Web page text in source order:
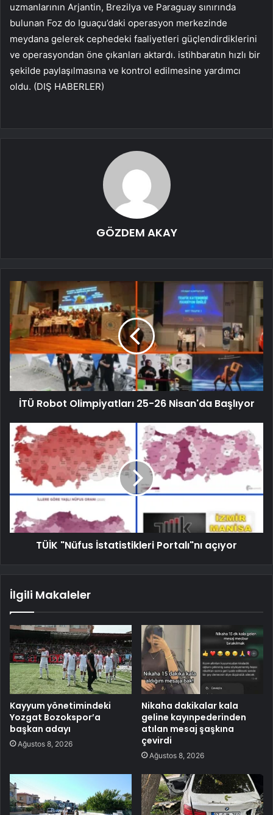
uzmanlarının Arjantin, Brezilya ve Paraguay sınırında
bulunan Foz do Iguaçu’daki operasyon merkezinde
meydana gelerek cephedeki faaliyetleri güçlendirdiklerini
ve operasyondan öne çıkanları aktardı. istihbaratın hızlı bir
şekilde paylaşılmasına ve kontrol edilmesine yardımcı
oldu. (DIŞ HABERLER)
GÖZDEM AKAY
İTÜ Robot Olimpiyatları 25-26 Nisan'da Başlıyor
TÜİK "Nüfus İstatistikleri Portalı"nı açıyor
İlgili Makaleler
Kayyum yönetimindeki
Yozgat Bozokspor’a
başkan adayı
Ağustos 8, 2026
Nikaha dakikalar kala
geline kayınpederinden
atılan mesaj şaşkına
çevirdi
Ağustos 8, 2026